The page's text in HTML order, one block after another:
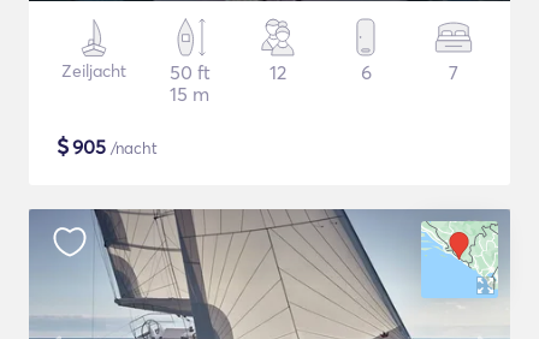
Zeiljacht
50 ft
15 m
12 6 7
$905 /nacht